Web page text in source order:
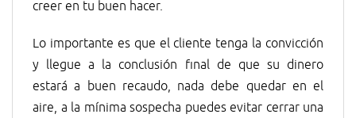
creer en tu buen hacer.
Lo importante es que el cliente tenga la convicción
y llegue a la conclusión final de que su dinero
estará a buen recaudo, nada debe quedar en el
aire, a la mínima sospecha puedes evitar cerrar una